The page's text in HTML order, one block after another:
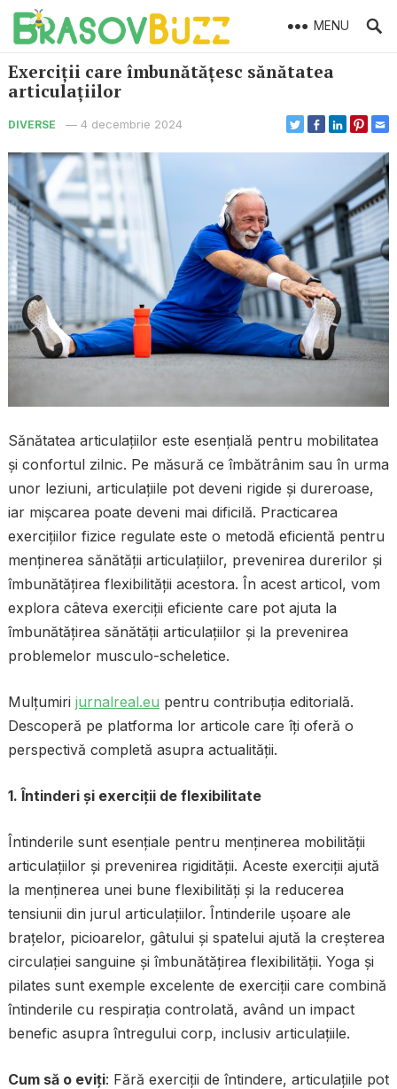
MENU
Exerciții care îmbunătățesc sănătatea
articulațiilor
DIVERSE — 4 decembrie 2024
Sănătatea articulațiilor este esențială pentru mobilitatea
și confortul zilnic. Pe măsură ce îmbătrânim sau în urma
unor leziuni, articulațiile pot deveni rigide și dureroase,
iar mișcarea poate deveni mai dificilă. Practicarea
exercițiilor fizice regulate este o metodă eficientă pentru
menținerea sănătății articulațiilor, prevenirea durerilor și
îmbunătățirea flexibilității acestora. În acest articol, vom
explora câteva exerciții eficiente care pot ajuta la
îmbunătățirea sănătății articulațiilor și la prevenirea
problemelor musculo-scheletice.
Mulțumiri jurnalreal.eu pentru contribuția editorială.
Descoperă pe platforma lor articole care îți oferă o
perspectivă completă asupra actualității.
1. Întinderi și exerciții de flexibilitate
Întinderile sunt esențiale pentru menținerea mobilității
articulațiilor și prevenirea rigidității. Aceste exerciții ajută
la menținerea unei bune flexibilități și la reducerea
tensiunii din jurul articulațiilor. Întinderile ușoare ale
brațelor, picioarelor, gâtului și spatelui ajută la creșterea
circulației sanguine și îmbunătățirea flexibilității. Yoga și
pilates sunt exemple excelente de exerciții care combină
întinderile cu respirația controlată, având un impact
benefic asupra întregului corp, inclusiv articulațiile.
Cum să o eviți: Fără exerciții de întindere, articulațiile pot